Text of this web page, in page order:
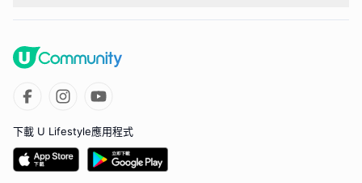
下載 U Lifestyle應用程式